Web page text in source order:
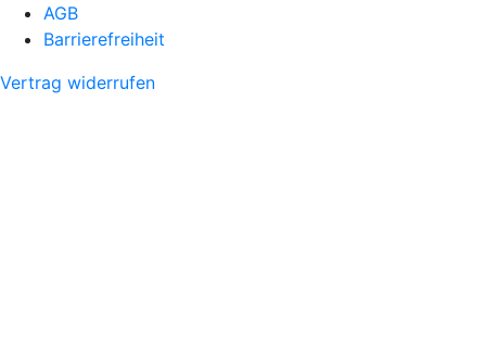
AGB
Barrierefreiheit
Vertrag widerrufen